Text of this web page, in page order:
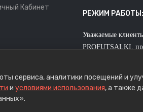
сервиса, аналитики посещений и
и условиями использования, а также
Кабинет
РЕЖИМ РАБОТЫ:
Уважаемые
PROFUTSALKI,
офисе на